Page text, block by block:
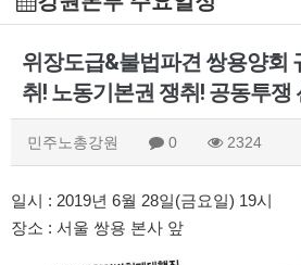
위장도급&불법파견 쌍용양회
취! 노동기본권 쟁취! 공동투쟁
민주노총강원 0 2324
일시 : 2019년 6월 28일(금요일) 19시
장소 : 서울 쌍용 본사 앞